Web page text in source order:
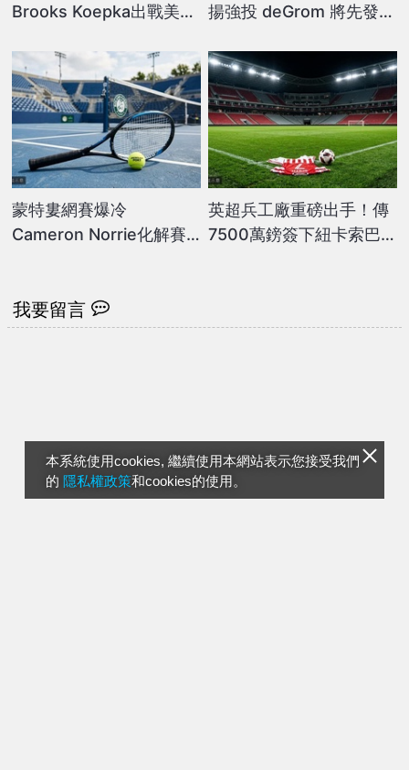
本系統使用cookies, 繼續使用本網站表示您接受我們
的 隱私權政策和cookies的使用。
Brooks Koepka出戰美國
揚強投 deGrom 將先發對
蒙特婁網賽爆冷
Cameron Norrie化解賽
英超兵工廠重磅出手！傳
7500萬鎊簽下紐卡索巴西
我要留言